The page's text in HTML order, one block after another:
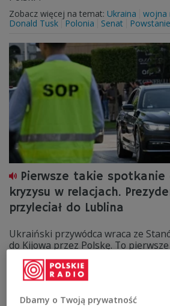
Zobacz więcej na temat: Ukraina
wojna
Donald Tusk
Polonia Senat
Pierwsze takie spotkanie
kryzysu w relacjach.
przyleciał do Lublina
Ukraiński przywódca wraca ze
do Kijowa przez Polskę. To
prezydenta Ukrainy z szefem
konfliktu Kijowa z Warszawą na tle
Zobacz więcej na temat:
wojna na Ukrainie
Dbamy o Twoją prywatność